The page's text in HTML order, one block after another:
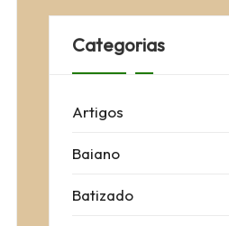
Categorias
Artigos
Baiano
Batizado